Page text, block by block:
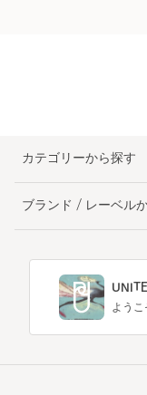
カテゴリーから探す
ブランド / レーベル
よう